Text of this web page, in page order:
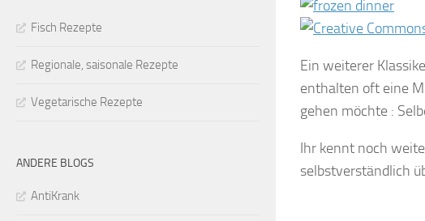
Ein weiterer
enthalten oft eine
gehen möchte :
Ihr kennt noch
selbstverständlich
Fisch Rezepte
Regionale, saisonale Rezepte
Vegetarische Rezepte
ANDERE BLOGS
AntiKrank